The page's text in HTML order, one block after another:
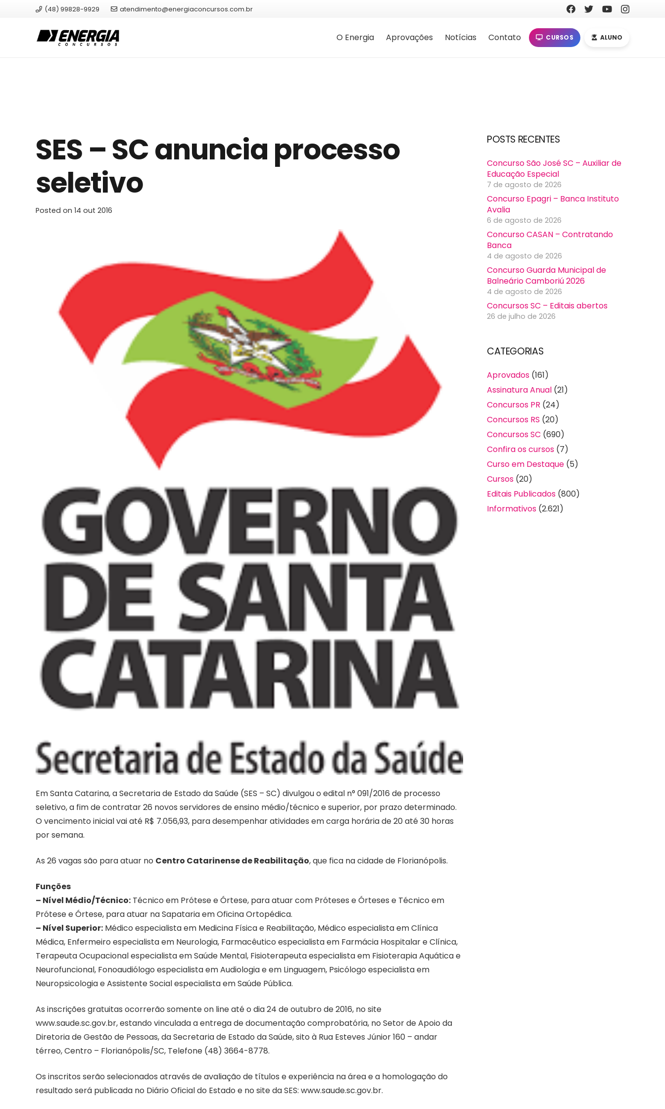
(48) 99828-9929 atendimento@energiaconcursos.com.br
O Energia Aprovações Notícias Contato CURSOS ALUNO
SES – SC anuncia processo
seletivo
Posted on 14 out 2016
Em Santa Catarina, a Secretaria de Estado da Saúde (SES – SC) divulgou o edital n° 091/2016 de processo
seletivo, a fim de contratar 26 novos servidores de ensino médio/técnico e superior, por prazo determinado.
O vencimento inicial vai até R$ 7.056,93, para desempenhar atividades em carga horária de 20 até 30 horas
por semana.
As 26 vagas são para atuar no Centro Catarinense de Reabilitação, que fica na cidade de Florianópolis.
Funções
– Nível Médio/Técnico: Técnico em Prótese e Órtese, para atuar com Próteses e Órteses e Técnico em
Prótese e Órtese, para atuar na Sapataria em Oficina Ortopédica.
– Nível Superior: Médico especialista em Medicina Física e Reabilitação, Médico especialista em Clínica
Médica, Enfermeiro especialista em Neurologia, Farmacêutico especialista em Farmácia Hospitalar e Clínica,
Terapeuta Ocupacional especialista em Saúde Mental, Fisioterapeuta especialista em Fisioterapia Aquática e
Neurofuncional, Fonoaudiólogo especialista em Audiologia e em Linguagem, Psicólogo especialista em
Neuropsicologia e Assistente Social especialista em Saúde Pública.
As inscrições gratuitas ocorrerão somente on line até o dia 24 de outubro de 2016, no site
www.saude.sc.gov.br, estando vinculada a entrega de documentação comprobatória, no Setor de Apoio da
Diretoria de Gestão de Pessoas, da Secretaria de Estado da Saúde, sito à Rua Esteves Júnior 160 – andar
térreo, Centro – Florianópolis/SC, Telefone (48) 3664-8778.
Os inscritos serão selecionados através de avaliação de títulos e experiência na área e a homologação do
resultado será publicada no Diário Oficial do Estado e no site da SES: www.saude.sc.gov.br.
POSTS RECENTES
Concurso São José SC – Auxiliar de
Educação Especial
7 de agosto de 2026
Concurso Epagri – Banca Instituto
Avalia
6 de agosto de 2026
Concurso CASAN – Contratando
Banca
4 de agosto de 2026
Concurso Guarda Municipal de
Balneário Camboriú 2026
4 de agosto de 2026
Concursos SC – Editais abertos
26 de julho de 2026
CATEGORIAS
Aprovados (161)
Assinatura Anual (21)
Concursos PR (24)
Concursos RS (20)
Concursos SC (690)
Confira os cursos (7)
Curso em Destaque (5)
Cursos (20)
Editais Publicados (800)
Informativos (2.621)